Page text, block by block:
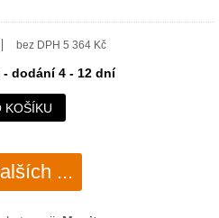
bez DPH 5 364 Kč
dodání 4 - 12 dní
KOŠÍKU
...